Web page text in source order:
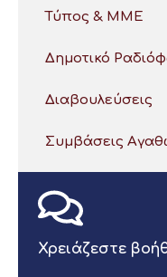
Τύπος & ΜΜΕ
Δημοτικό
Διαβουλεύσεις
Συμβάσεις
Χρειάζεστε